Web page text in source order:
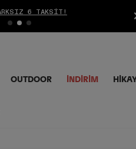
6 TAKSIT!
OUTDOOR İNDIRIM